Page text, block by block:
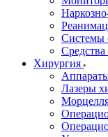
Системы
Хирургия
Лазеры